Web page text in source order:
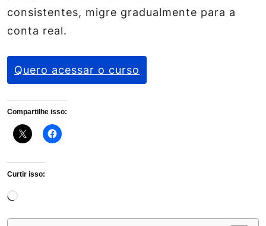
consistentes, migre gradualmente para a
conta real.
Quero acessar o curso
Compartilhe isso:
Curtir isso:
Carregando...